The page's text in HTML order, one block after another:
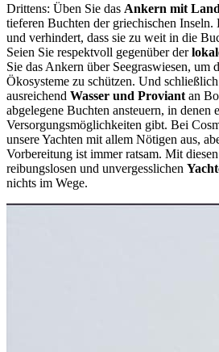
Drittens: Üben Sie das Ankern mit
tieferen Buchten der griechischen Inseln.
und verhindert, dass sie zu weit in die
Seien Sie respektvoll gegenüber der
Sie das Ankern über Seegraswiesen, um
Ökosysteme zu schützen. Und
ausreichend Wasser und Proviant an
abgelegene Buchten ansteuern, in denen
Versorgungsmöglichkeiten gibt. Bei
unsere Yachten mit allem Nötigen aus,
Vorbereitung ist immer ratsam. Mit
reibungslosen und unvergesslichen
nichts im Wege.